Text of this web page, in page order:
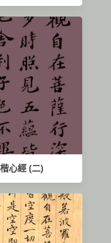
心經 (二)